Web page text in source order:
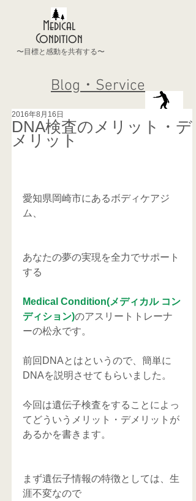
Medical
Condition
〜目標と感動を共有する〜
Blog・Service
DNA検査のメリット・デ
メリット
2016年8月16日
愛知県岡崎市にあるボディケアジ
ム、
あなたの夢の実現を全力でサポート
する
Medical Condition(メディカル コン
ディション)のアスリートトレーナ
ーの松永です。
前回DNAとはというので、簡単に
DNAを説明させてもらいました。
今回は遺伝子検査をすることによっ
てどういうメリット・デメリットが
あるかを書きます。
まず遺伝子情報の特徴としては、生
涯不変なので